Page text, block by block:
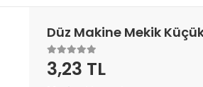
Düz Makine Mekik
3,23 TL